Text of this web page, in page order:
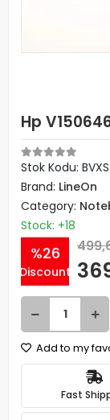
Hp
Stok Kodu:
Brand: LineOn
Category:
Stock: +18
%26
Discount
Add to my
Fast